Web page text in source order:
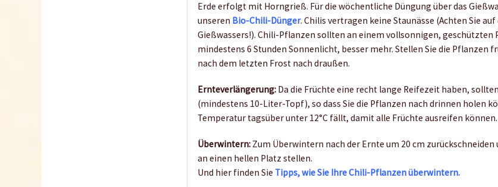
Erde erfolgt mit Horngrieß. Für die wöchentliche Düngung über das
unseren Bio-Chili-Dünger. Chilis vertragen keine Staunässe (Achten Sie
Gießwassers!). Chili-Pflanzen sollten an einem vollsonnigen, geschützten
mindestens 6 Stunden Sonnenlicht, besser mehr. Stellen Sie die Pflanzen
nach dem letzten Frost nach draußen.
Ernteverlängerung: Da die Früchte eine recht lange Reifezeit haben,
(mindestens 10-Liter-Topf), so dass Sie die Pflanzen nach drinnen holen
Temperatur tagsüber unter 12°C fällt, damit alle Früchte ausreifen können.
Überwintern: Zum Überwintern nach der Ernte um 20 cm zurückschneiden
an einen hellen Platz stellen.
Und hier finden Sie Tipps, wie Sie Ihre Chili-Pflanzen überwintern.